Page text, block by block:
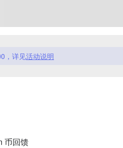
，详见活动说明
币回馈